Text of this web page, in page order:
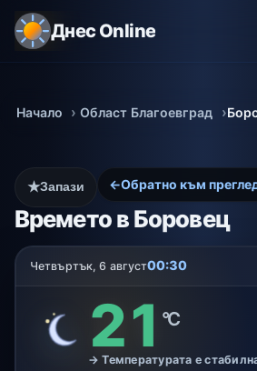
Днес Online
Начало Област Благоевград
←Обратно към
Времето в Боровец
★Запази
Четвъртък, 6 август00:30
21 °C
→ Температурата е